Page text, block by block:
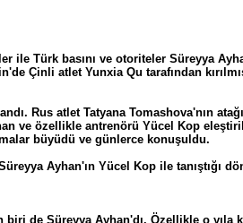
ile Türk basını ve otoriteler Süreyya
Çinli atlet Yunxia Qu tarafından
Rus atlet Tatyana Tomashova'nın
ve özellikle antrenörü Yücel Kop
büyüdü ve günlerce konuşuldu.
Ayhan'ın Yücel Kop ile tanıştığı
de Süreyya Ayhan'dı. Özellikle o yıla